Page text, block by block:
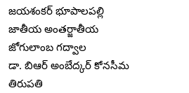
జయశంకర్ భూపాలపల్లి
జాతీయ అంతర్జాతీయ
జోగులాంబ గద్వాల
డా. బిఆర్ అంబేద్కర్ కోనసీమ
తిరుపతి